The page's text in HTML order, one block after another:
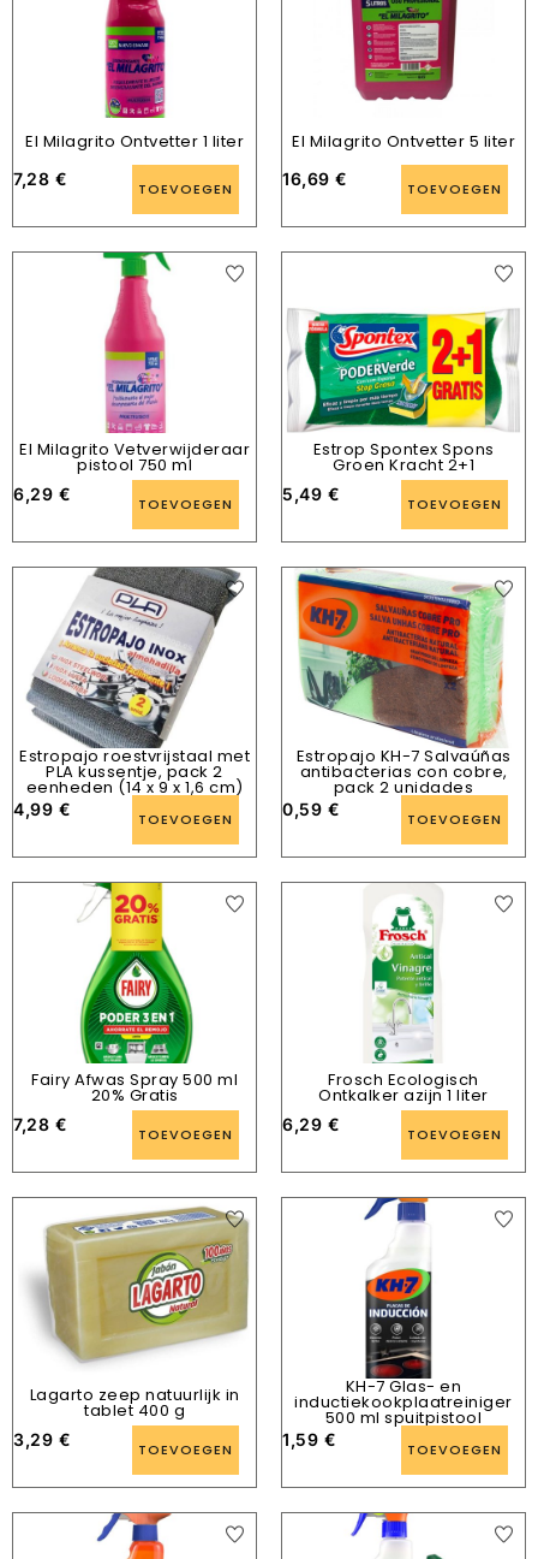
El Milagrito Ontvetter 1 liter
7,28 € TOEVOEGEN
El Milagrito Ontvetter 5 liter
16,69 € TOEVOEGEN
El Milagrito Vetverwijderaar
pistool 750 ml
6,29 € TOEVOEGEN
Estrop Spontex Spons
Groen Kracht 2+1
5,49 € TOEVOEGEN
Estropajo roestvrijstaal met
PLA kussentje, pack 2
eenheden (14 x 9 x 1,6 cm)
4,99 € TOEVOEGEN
Estropajo KH-7 Salvaúñas
antibacterias con cobre,
pack 2 unidades
0,59 € TOEVOEGEN
Fairy Afwas Spray 500 ml
20% Gratis
7,28 € TOEVOEGEN
Frosch Ecologisch
Ontkalker azijn 1 liter
6,29 € TOEVOEGEN
Lagarto zeep natuurlijk in
tablet 400 g
3,29 € TOEVOEGEN
KH-7 Glas- en
inductiekookplaatreiniger
500 ml spuitpistool
1,59 € TOEVOEGEN